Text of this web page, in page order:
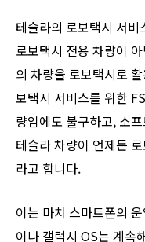
테슬라의 로보택시 서
로보택시 전용 차량이
의 차량을 로보택시로
보택시 서비스를 위한
량임에도 불구하고, 소
테슬라 차량이 언제든
라고 합니다.
이는 마치 스마트폰의
이나 갤럭시 OS는 계속